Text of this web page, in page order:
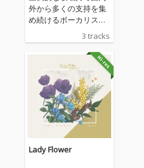
外から多くの支持を集
め続けるボーカリス
ト・織田かおりが活動
19周年を記念したEP
『Free』をリリース。
全楽曲、宮野弦士のプ
ロデュースによる新
曲。
3 tracks
Lady Flower